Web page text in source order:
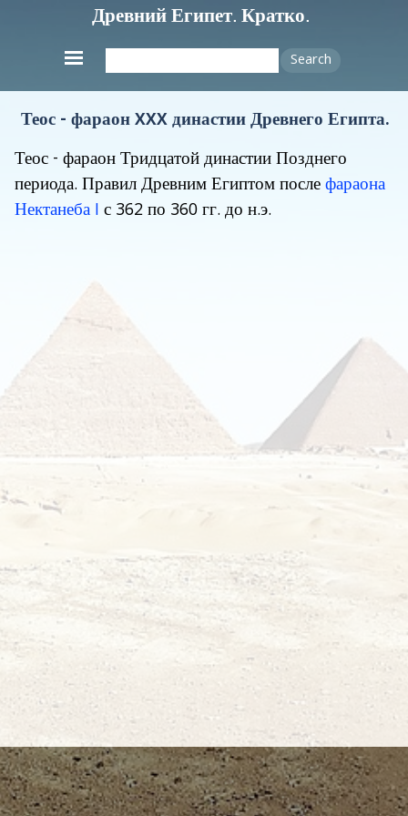
Search
Древний Египет. Кратко.
Теос - фараон XXX династии Древнего Египта.
Теос - фараон Тридцатой династии Позднего
периода. Правил Древним Египтом послефараона
Нектанеба I с 362 по 360 гг. до н.э.